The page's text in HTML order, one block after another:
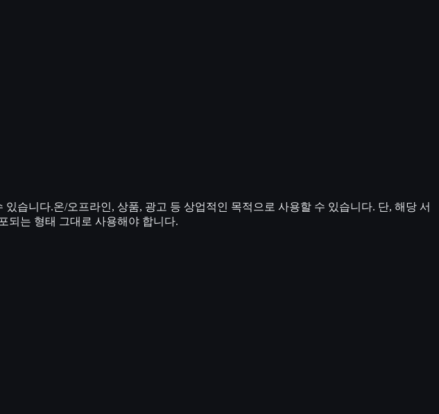
습니다.온/오프라인, 상품, 광고 등 상업적인 목적으로 사용할 수 있습니다. 단, 해당 서
되는 형태 그대로 사용해야 합니다.